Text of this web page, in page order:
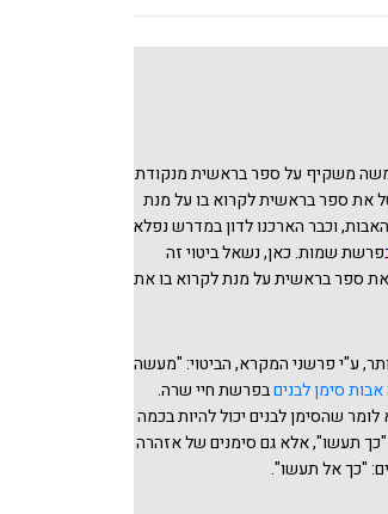
משקיף על ספר בראשית מנקודת
את ספר בראשית לקרוא בו על מנת
וכבר הארכנו לדון במדרש נפלא
שמות. כאן, נשאל ביטוי זה
ספר בראשית על מנת לקרוא בו את
ע"י פרשני המקרא, הביטוי: "מעשה
סימן לבניםבפרשת חיי שרה.
לומר שהסימן לבנים יכול להיות בכמה
תעשו", אלא גם סימנים של אזהרה
"כך אל תעשו".